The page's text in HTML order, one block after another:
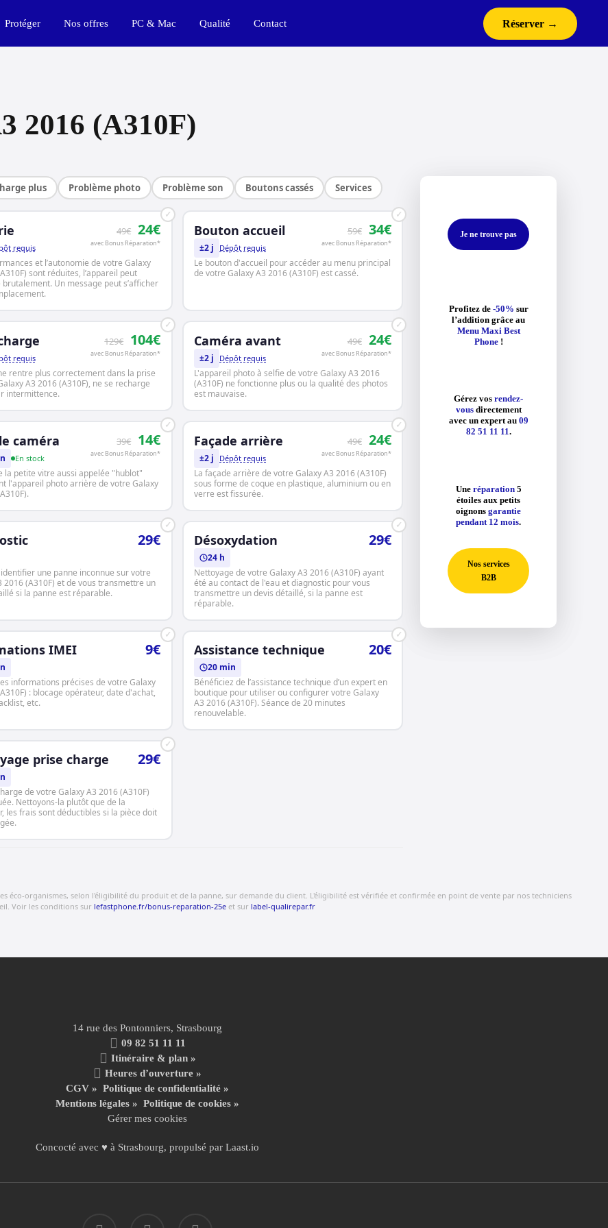
Protéger Nos offres PC & Mac Qualité Contact Réserver →
2016 (A310F)
plus Problème photo Problème son Boutons cassés Services
✓
49€ 24€
avec Bonus Réparation*
requis
et l’autonomie de votre Galaxy
sont réduites, l’appareil peut
brutalement. Un message peut s’afficher
✓
Bouton accueil 59€ 34€
avec Bonus Réparation*
±2 j Dépôt requis
Le bouton d'accueil pour accéder au menu principal
de votre Galaxy A3 2016 (A310F) est cassé.
✓
129€ 104€
avec Bonus Réparation*
requis
rentre plus correctement dans la prise
A3 2016 (A310F), ne se recharge
intermittence.
✓
Caméra avant 49€ 24€
avec Bonus Réparation*
±2 j Dépôt requis
L'appareil photo à selfie de votre Galaxy A3 2016
(A310F) ne fonctionne plus ou la qualité des photos
est mauvaise.
✓
caméra 39€ 14€
avec Bonus Réparation*
En stock
la petite vitre aussi appelée "hublot"
l'appareil photo arrière de votre Galaxy
✓
Façade arrière 49€ 24€
avec Bonus Réparation*
±2 j Dépôt requis
La façade arrière de votre Galaxy A3 2016 (A310F)
sous forme de coque en plastique, aluminium ou en
verre est fissurée.
✓
29€
une panne inconnue sur votre
2016 (A310F) et de vous transmettre un
si la panne est réparable.
✓
Désoxydation 29€
24 h
Nettoyage de votre Galaxy A3 2016 (A310F) ayant
été au contact de l'eau et diagnostic pour vous
transmettre un devis détaillé, si la panne est
réparable.
✓
IMEI 9€
informations précises de votre Galaxy
: blocage opérateur, date d'achat,
etc.
✓
Assistance technique 20€
20 min
Bénéficiez de l’assistance technique d’un expert en
boutique pour utiliser ou configurer votre Galaxy
A3 2016 (A310F). Séance de 20 minutes
renouvelable.
✓
prise charge 29€
de votre Galaxy A3 2016 (A310F)
Nettoyons-la plutôt que de la
les frais sont déductibles si la pièce doit
Je ne trouve pas
Profitez de -50% sur
l’addition grâce au
Menu Maxi Best
Phone!
Gérez vosrendez-
vousdirectement
avec un expert au 09
82 51 11 11.
Une réparation5
étoiles aux petits
oignonsgarantie
pendant 12 mois.
Nos services
B2B
éco-organismes, selon l'éligibilité du produit et de la panne, sur demande du client. L'éligibilité est vérifiée et confirmée en point de vente par nos techniciens
Voir les conditions sur lefastphone.fr/bonus-reparation-25e et sur label-qualirepar.fr
14 rue des Pontonniers, Strasbourg
09 82 51 11 11
Itinéraire & plan »
Heures d’ouverture »
CGV » Politique de confidentialité »
Mentions légales » Politique de cookies »
Gérer mes cookies
Concocté avec ♥ à Strasbourg, propulsé par Laast.io